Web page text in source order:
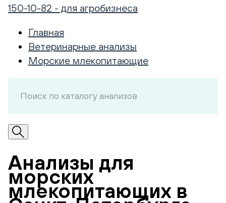
150-10-82 - для агробизнеса
Главная
Ветеринарные анализы
Морские млекопитающие
Анализы для
морских
млекопитающих в